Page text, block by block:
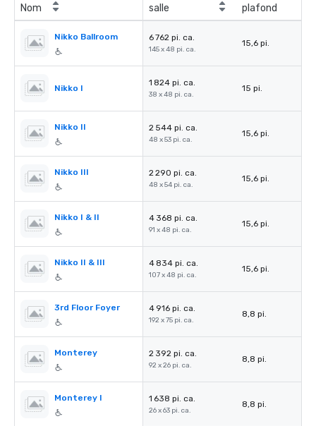
Nom
salle
plafond
Nikko Ballroom 6 762 pi. ca.
145 x 48 pi. ca.
15,6 pi.
Nikko I
1 824 pi. ca.
38 x 48 pi. ca.
15 pi.
Nikko II 2 544 pi. ca.
48 x 53 pi. ca.
15,6 pi.
Nikko III 2 290 pi. ca.
48 x 54 pi. ca.
15,6 pi.
Nikko I & II 4 368 pi. ca.
91 x 48 pi. ca.
15,6 pi.
Nikko II & III 4 834 pi. ca.
107 x 48 pi. ca.
15,6 pi.
3rd Floor Foyer 4 916 pi. ca.
192 x 75 pi. ca.
8,8 pi.
Monterey 2 392 pi. ca.
92 x 26 pi. ca.
8,8 pi.
Monterey I 1 638 pi. ca.
26 x 63 pi. ca.
8,8 pi.